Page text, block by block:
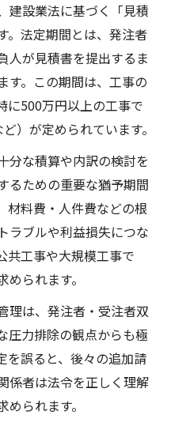
建設業法に基づく「見積
。法定期間とは、発注者
人が見積書を提出するま
す。この期間は、工事の
に500万円以上の工事で
）が定められています。
分な積算や内訳の検討を
るための重要な猶予期間
材料費・人件費などの根
ラブルや利益損失につな
共工事や大規模工事で
られます。
理は、発注者・受注者双
圧力排除の観点からも極
を誤ると、後々の追加請
係者は法令を正しく理解
られます。